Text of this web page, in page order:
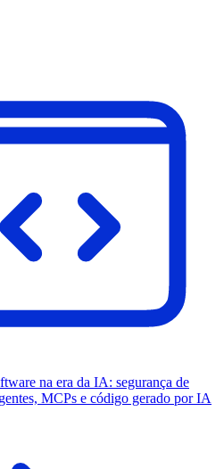
na era da IA: segurança de
MCPs e código gerado por IA